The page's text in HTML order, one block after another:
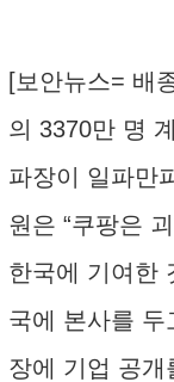
[보안뉴스= 배
의 3370만 명
파장이 일파만
원은 “쿠팡은
한국에 기여한
국에 본사를 두
장에 기업 공개